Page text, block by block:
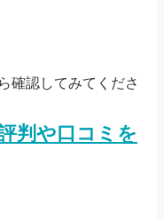
確認してみてくださ
判や口コミを